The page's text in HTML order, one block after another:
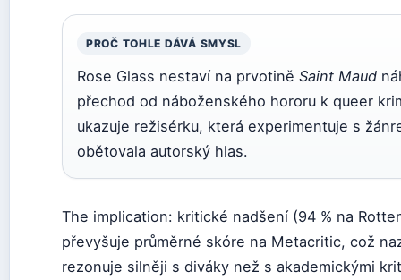
PROČ TOHLE DÁVÁ SMYSL
Rose Glass nestaví na prvotině Saint Maud
přechod od náboženského hororu k queer
ukazuje režisérku, která experimentuje s
obětovala autorský hlas.
The implication: kritické nadšení (94 % na
převyšuje průměrné skóre na Metacritic, což
rezonuje silněji s diváky než s akademickými